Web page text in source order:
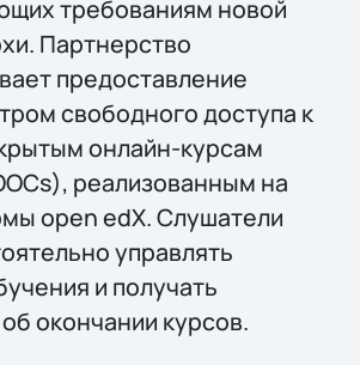
требованиям новой
Партнерство
предоставление
свободного доступа к
онлайн-курсам
реализованным на
open edX. Слушатели
управлять
и получать
окончании курсов.